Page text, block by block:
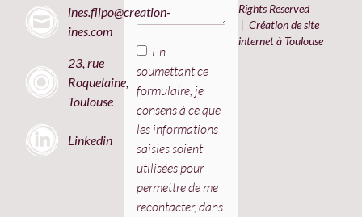
ines.flipo@creation-
ines.com
23, rue
Roquelaine,
Toulouse
Linkedin
En
soumettant ce
formulaire, je
consens à ce que
les informations
saisies soient
utilisées pour
permettre de me
recontacter, dans
Rights Reserved
| Création de site
internet à Toulouse